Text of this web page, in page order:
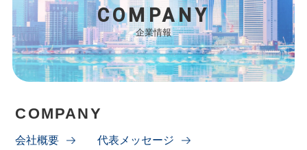
COMPANY
企業情報
COMPANY
会社概要 代表メッセージ